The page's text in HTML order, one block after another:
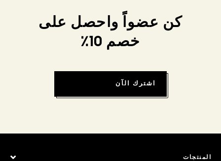
كن عضواً واحصل على
خصم 10٪
اشترك الآن
المنتجات